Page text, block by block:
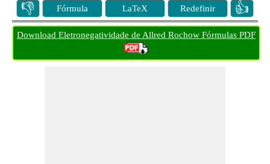
👎 Fórmula LaTeX Redefinir 👍
Download Eletronegatividade de Allred Rochow Fórmulas PDF